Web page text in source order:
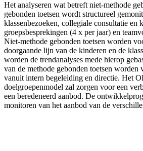
Het analyseren wat betreft niet-methode
gebonden toetsen wordt structureel
klassenbezoeken, collegiale consultatie en
groepsbesprekingen (4 x per jaar) en
Niet-methode gebonden toetsen worden
doorgaande lijn van de kinderen en de
worden de trendanalyses mede hierop
van de methode gebonden toetsen worden
vanuit intern begeleiding en directie. Het
doelgroepenmodel zal zorgen voor een
een beredeneerd aanbod. De
monitoren van het aanbod van de